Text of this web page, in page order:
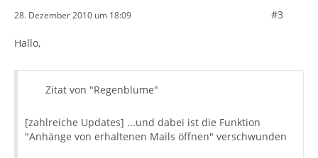
28. Dezember 2010 um 18:09 #3
Hallo,
Zitat von "Regenblume"
[zahlreiche Updates] ...und dabei ist die Funktion
"Anhänge von erhaltenen Mails öffnen" verschwunden